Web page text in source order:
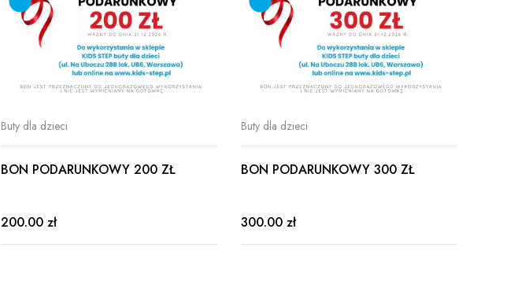
Buty dla dzieci
BON PODARUNKOWY 200 ZŁ
200.00 zł
Buty dla dzieci
BON PODARUNKOWY 300 ZŁ
300.00 zł